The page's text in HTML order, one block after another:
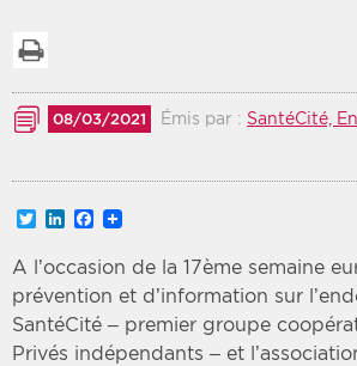
08/03/2021 Émis par : SantéCité,
TwitterLinkedInFacebook
A l’occasion de la 17ème semaine
prévention et d’information sur
SantéCité – premier groupe
Privés indépendants – et